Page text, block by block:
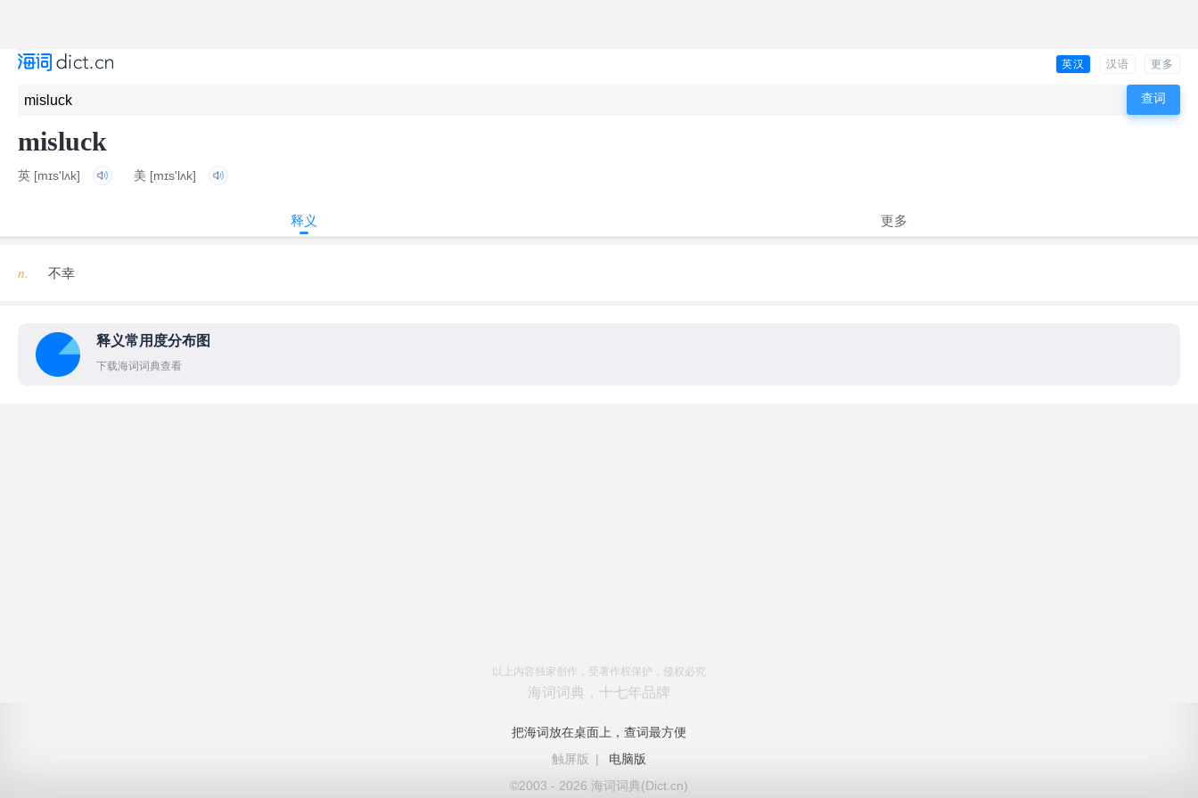
英汉 汉语 更多
misluck
英 [mɪs'lʌk] 美 [mɪs'lʌk]
释义 更多
n. 不幸
释义常用度分布图
下载海词词典查看
以上内容独家创作，受著作权保护，侵权必究
海词词典，十七年品牌
把海词放在桌面上，查词最方便
触屏版
|
电脑版
©2003 - 2026 海词词典(Dict.cn)